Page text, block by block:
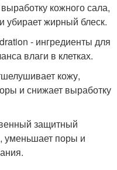
кожного сала,
убирает жирный блеск.
- ингредиенты для
влаги в клетках.
кожу,
и снижает выработку
защитный
уменьшает поры и